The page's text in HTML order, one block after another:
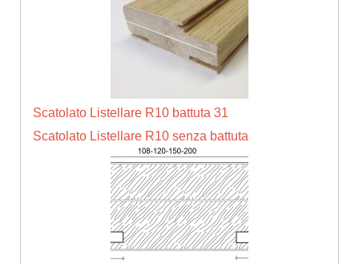
Scatolato Listellare R10 battuta 31
Scatolato Listellare R10 senza battuta